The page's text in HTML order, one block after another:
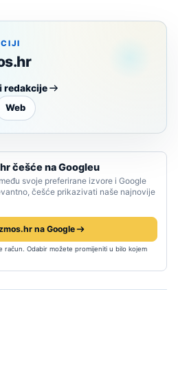
redakcije
Web
češće na Googleu
svoje preferirane izvore i Google
češće prikazivati naše najnovije
na Google
račun. Odabir možete promijeniti u bilo kojem